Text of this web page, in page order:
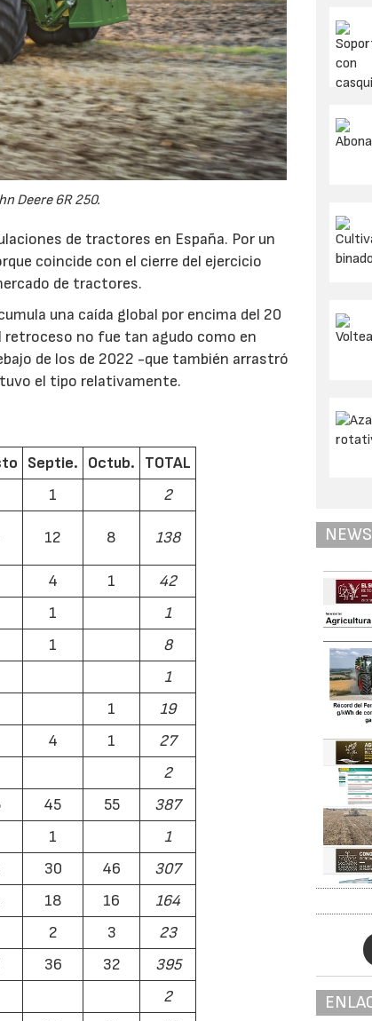
Deere 6R 250.
de tractores en España. Por un
coincide con el cierre del ejercicio
de tractores.
una caída global por encima del 20
no fue tan agudo como en
de los de 2022 -que también arrastró
el tipo relativamente.
Septie. Octub.
TOTAL
1
2
12 8 138
4 1
42
1
1
1
8
1
1
19
4 1
27
2
45 55
387
1
1
30 46
307
18 16
164
2 3
23
36 32
395
2
27/07/2026